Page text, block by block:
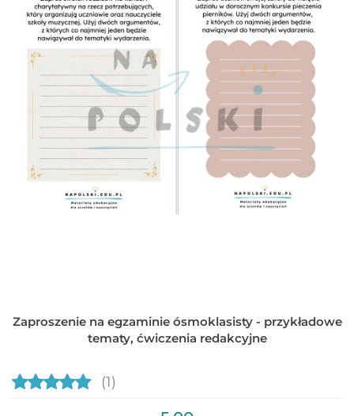
Zaproszenie na egzaminie ósmoklasisty - przykładowe
tematy, ćwiczenia redakcyjne
(1)